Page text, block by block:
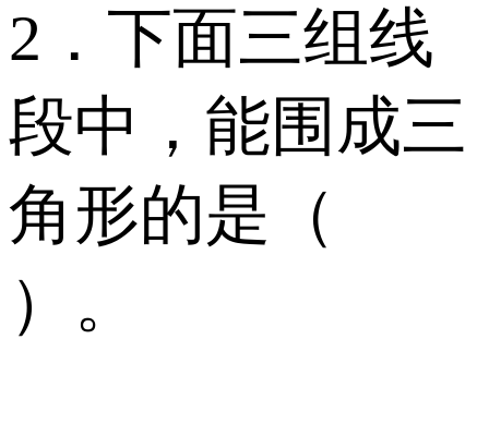
2．下面三组线
段中，能围成三
角形的是（
）。